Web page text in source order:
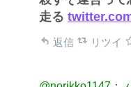
走る
返信 リツイ